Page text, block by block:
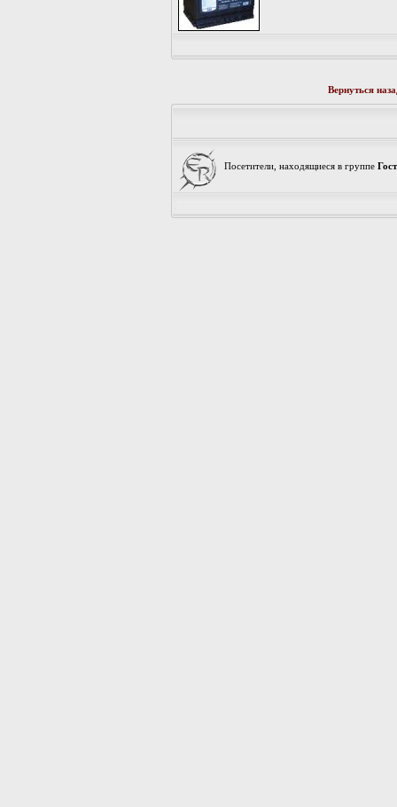
Вернуться
Посетители, находящиеся в группе